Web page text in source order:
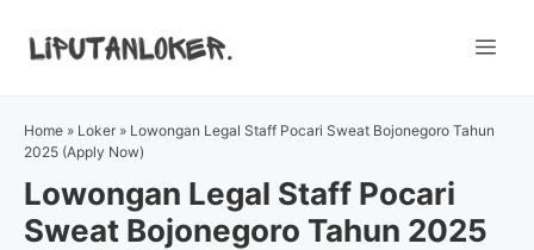
Home » Loker » Lowongan Legal Staff Pocari Sweat Bojonegoro Tahun
2025 (Apply Now)
Lowongan Legal Staff Pocari
Sweat Bojonegoro Tahun 2025